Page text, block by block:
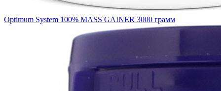
Optimum System 100% MASS GAINER 3000 грамм